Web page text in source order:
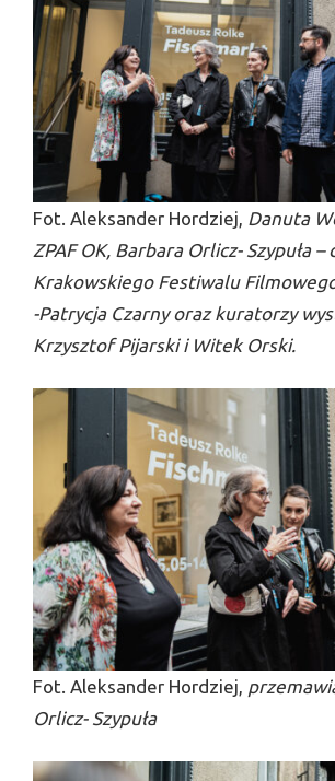
Fot. Aleksander Hordziej, Danuta
ZPAF OK, Barbara Orlicz- Szypuła
Krakowskiego Festiwalu
-Patrycja Czarny oraz kuratorzy
Krzysztof Pijarski i Witek Orski.
Fot. Aleksander Hordziej,
Orlicz- Szypuła